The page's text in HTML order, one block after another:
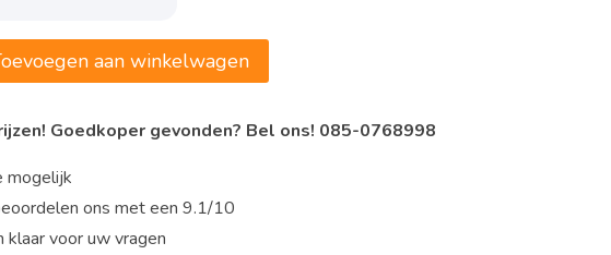
aan winkelwagen
Goedkoper gevonden? Bel ons! 085-0768998
mogelijk
ons met een 9.1/10
voor uw vragen